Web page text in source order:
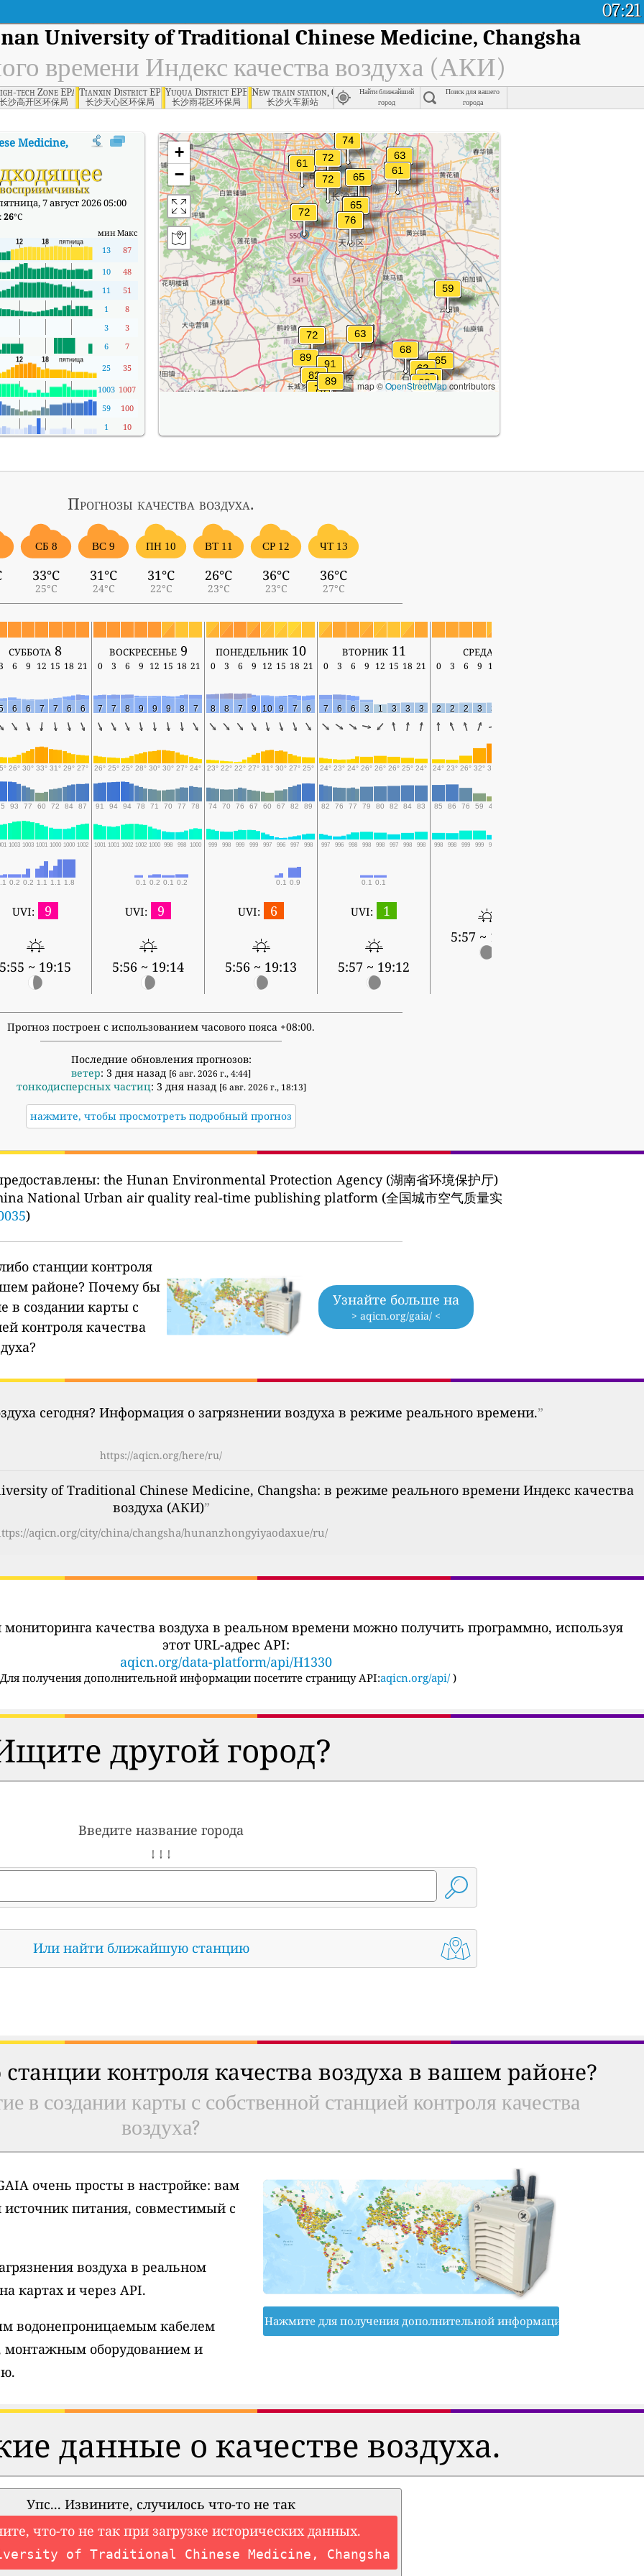
07:21
University of Traditional Chinese Medicine, Changsha
времени Индекс качества воздуха (АКИ)
Changsha
tech Zone EPA, Changsha
长沙高开区环保局
Tianxin District EPB, Changsha
长沙天心区环保局
Yuqua District EPB, Changsha
长沙雨花区环保局
New train station, Changsha
长沙火车新站
Найти ближайший
город
Поиск для вашего
города
Medicine, ChangshaАКИ В режиме реального времени Индекс качества воздуха (АКИ).
7 август 2026 05:00
26°C
минМакс
13
87
10
48
11
51
1
8
3
3
6
7
25
35
1003 1007
59
100
1 10
+
−
map ©OpenStreetMapcontributors
Прогнозы качества воздуха.
СБ 8
33°C
25°C
ВС 9
31°C
24°C
ПН 10
31°C
22°C
ВТ 11
26°C
23°C
СР 12
36°C
23°C
ЧТ 13
36°C
27°C
суббота 8 воскресенье 9 понедельник 10 вторник 11 среда 12
6 9 12 15 18 21 0 3 6 9 12 15 18 21 0 3 6 9 12 15 18 21 0 3 6 9 12 15 18 21 0 3 6 9 12
6 6 7 7 6 6 7 7 8 9 9 9 8 7 8 8 7 9 10 9 7 6 7 6 6 3 1 3 3 3 2 2 2 3 3
26° 30° 33° 31° 29° 27° 26° 25° 25° 28° 30° 30° 27° 24° 23° 22° 22° 27° 31° 30° 27° 25° 24° 23° 24° 26° 26° 26° 25° 24° 24° 23° 26° 32° 36°
93 77 60 72 84 87 91 94 94 78 71 70 77 78 74 70 76 67 60 67 82 89 82 76 77 79 80 82 84 83 85 86 76 59 49
1003 1003 1001 1000 1000 1002 1001 1001 1002 1002 1000 998 998 1000 999 998 999 999 997 996 997 998 997 996 998 998 998 997 998 998 998 998 999 999 997
0.2 0.2 1.1 1.1 1.8 0.1 0.2 0.1 0.2 0.1 0.9 0.1 0.1
UVI: 9
5:55 ~ 19:15
UVI: 9
5:56 ~ 19:14
UVI: 6
5:56 ~ 19:13
UVI: 1
5:57 ~ 19:12
5:57 ~ 19:12
Прогноз построен с использованием часового пояса +08:00.
Последние обновления прогнозов:
ветер: 3 дня назад [6 авг. 2026 г., 4:44]
тонкодисперсных частиц: 3 дня назад [6 авг. 2026 г., 18:13]
нажмите, чтобы просмотреть подробный прогноз
the Hunan Environmental Protection Agency (湖南省环境保护厅)
National Urban air quality real-time publishing platform (全国城市空气质量实
)
станции контроля
районе? Почему бы
в создании карты с
контроля качества
Узнайте больше на
> aqicn.org/gaia/ <
сегодня? Информация о загрязнении воздуха в режиме реального времени.”
https://aqicn.org/here/ru/
of Traditional Chinese Medicine, Changsha: в режиме реального времени Индекс качества
воздуха (АКИ)”
aqicn.org/city/china/changsha/hunanzhongyiyaodaxue/ru/
качества воздуха в реальном времени можно получить программно, используя
этот URL-адрес API:
aqicn.org/data-platform/api/H1330
Для получения дополнительной информации посетите страницу API:aqicn.org/api/ )
другой город?
Введите название города
↓ ↓ ↓
Или найти ближайшую станцию
контроля качества воздуха в вашем районе?
в создании карты с собственной станцией контроля качества
воздуха?
очень просты в настройке: вам
питания, совместимый с
воздуха в реальном
картах и через API.
водонепроницаемым кабелем
монтажным оборудованием и
Нажмите для получения дополнительной информации
данные о качестве воздуха.
Упс... Извините, случилось что-то не так
что-то не так при загрузке исторических данных.
of Traditional Chinese Medicine, Changsha